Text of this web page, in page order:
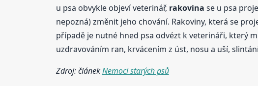
u psa obvykle objeví veterinář, rakovina se u psa
nepozná) změnit jeho chování. Rakoviny, která se
případě je nutné hned psa odvézt k veterináři, který
uzdravováním ran, krvácením z úst, nosu a uší,
Zdroj: článekNemoci starých psů